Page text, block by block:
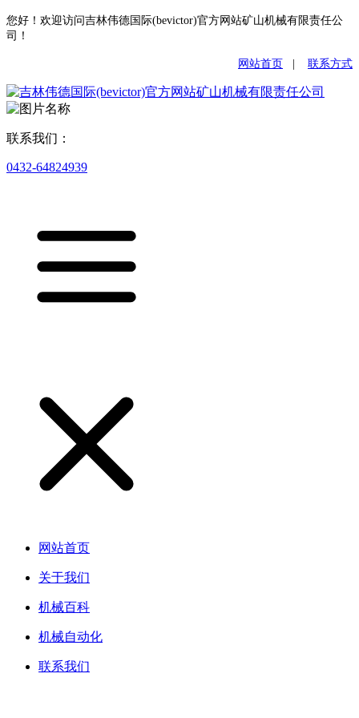
您好！欢迎访问吉林伟德国际(bevictor)官方网站矿山机械有限责任公
司！
网站首页 联系方式
联系我们：
0432-64824939
网站首页
关于我们
机械百科
机械自动化
联系我们